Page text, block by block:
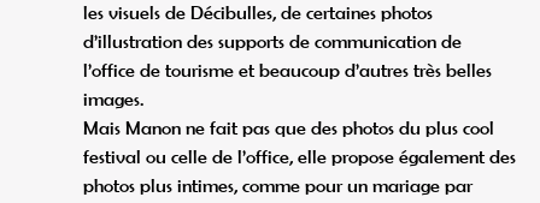
les visuels de Décibulles, de certaines photos
d’illustration des supports de communication de
l’office de tourisme et beaucoup d’autres très belles
images.
Mais Manon ne fait pas que des photos du plus cool
festival ou celle de l’office, elle propose également des
photos plus intimes, comme pour un mariage par